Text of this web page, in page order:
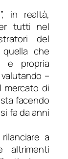
in realtà,
tutti nel
del
che
e propria
–
mercato di
sta facendo
fa da anni
a